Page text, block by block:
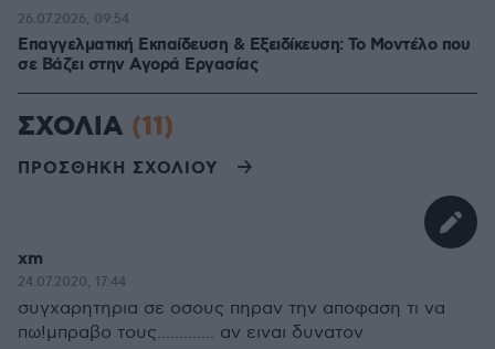
Επαγγελματική Εκπαίδευση & Εξειδίκευση: Το Mοντέλο που
σε Bάζει στην Aγορά Eργασίας
26.07.2026, 09:54
ΣΧΟΛΙΑ (11)
ΠΡΟΣΘΗΚΗ ΣΧΟΛΙΟΥ
xm
24.07.2020, 17:44
συγχαρητηρια σε οσους πηραν την αποφαση τι να
πω!μπραβο τους............. αν ειναι δυνατον